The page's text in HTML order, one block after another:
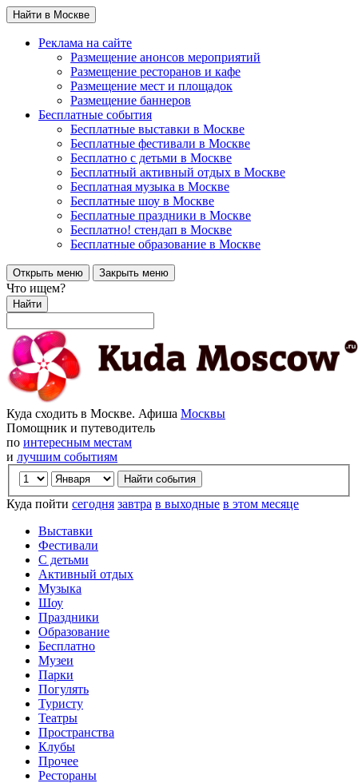
Найти в Москве
Реклама на сайте
Размещение анонсов мероприятий
Размещение ресторанов и кафе
Размещение мест и площадок
Размещение баннеров
Бесплатные события
Бесплатные выставки в Москве
Бесплатные фестивали в Москве
Бесплатно с детьми в Москве
Бесплатный активный отдых в Москве
Бесплатная музыка в Москве
Бесплатные шоу в Москве
Бесплатные праздники в Москве
Бесплатно! стендап в Москве
Бесплатные образование в Москве
Открыть меню Закрыть меню
Что ищем?
Найти
Куда сходить в Москве. Афиша Москвы
Помощник и путеводитель
по интересным местам
и лучшим событиям
Куда пойти сегодня завтра в выходные в этом месяце
Выставки
Фестивали
С детьми
Активный отдых
Музыка
Шоу
Праздники
Образование
Бесплатно
Музеи
Парки
Погулять
Туристу
Театры
Пространства
Клубы
Прочее
Рестораны